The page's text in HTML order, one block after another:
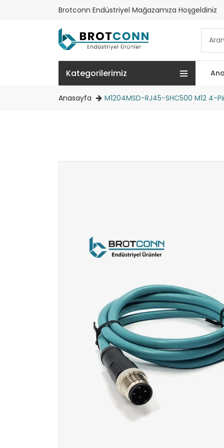
Brotconn Endüstriyel Mağazamıza Hoşgeldiniz
Kategorilerimiz
Anasayfa M1204MSD-RJ45-SHC500 M12 4-